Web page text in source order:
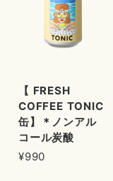
【 FRESH
COFFEE TONIC
缶】＊ノンアル
コール炭酸
¥990